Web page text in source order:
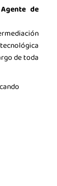
Agente de
de toda